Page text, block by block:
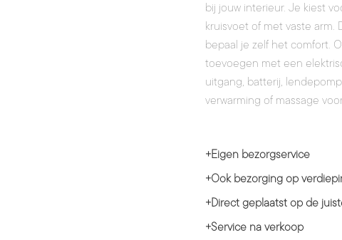
bij jouw interieur. Je kiest
kruisvoet of met vaste arm.
bepaal je zelf het comfort.
toevoegen met een
uitgang, batterij,
verwarming of massage
+Eigen bezorgservice
+Ook bezorging op
+Direct geplaatst op de
+Service na verkoop